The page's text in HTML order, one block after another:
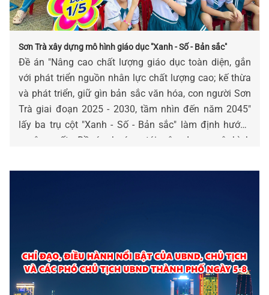
Sơn Trà xây dựng mô hình giáo dục "Xanh - Số - Bản sắc"
Đề án "Nâng cao chất lượng giáo dục toàn diện, gắn
với phát triển nguồn nhân lực chất lượng cao; kế thừa
và phát triển, giữ gìn bản sắc văn hóa, con người Sơn
Trà giai đoạn 2025 - 2030, tầm nhìn đến năm 2045"
lấy ba trụ cột "Xanh - Số - Bản sắc" làm định hướng
xuyên suốt. Đề án hướng tới xây dựng mô hình
phát triển kinh tế biển xanh, kinh tế số, trung tâm tài